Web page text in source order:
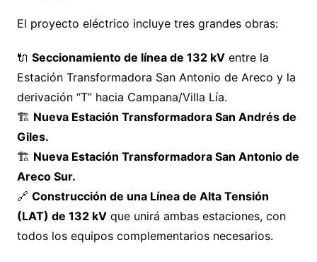
El proyecto eléctrico incluye tres grandes obras:
🔌 Seccionamiento de línea de 132 kVentre la
Estación Transformadora San Antonio de Areco y la
derivación “T” hacia Campana/Villa Lía.
🏗️ Nueva Estación Transformadora San Andrés de
Giles.
🏗️ Nueva Estación Transformadora San Antonio de
Areco Sur.
🔗 Construcción de una Línea de Alta Tensión
(LAT) de 132 kVque unirá ambas estaciones, con
todos los equipos complementarios necesarios.